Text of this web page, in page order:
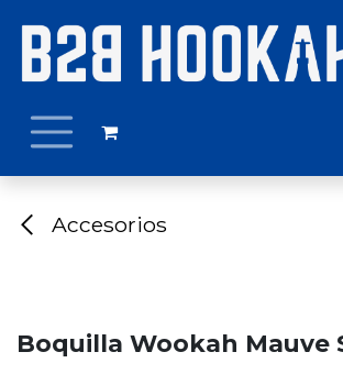
Accesorios
Boquilla Wookah Mauve